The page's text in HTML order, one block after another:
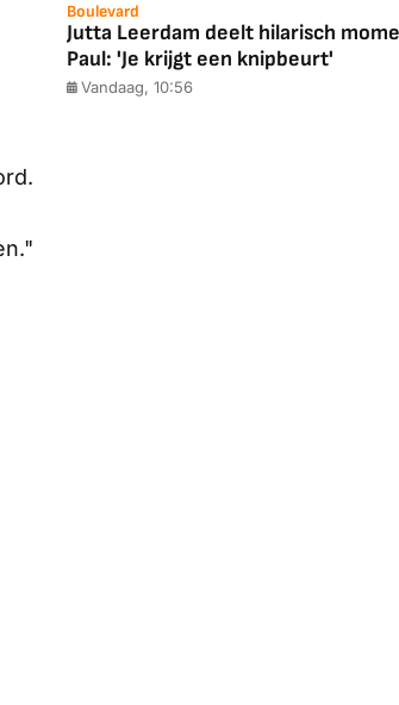
Boulevard
Jutta Leerdam deelt hilarisch
Paul: 'Je krijgt een knipbeurt'
Vandaag, 10:56